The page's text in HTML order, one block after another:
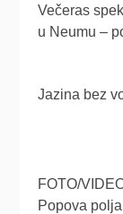
Večeras
u Neumu –
Jazina bez
FOTO/
Popova polja